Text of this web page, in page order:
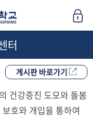
터
게시판 바로가기
건강증진 도모와 돌봄
호와 개입을 통하여